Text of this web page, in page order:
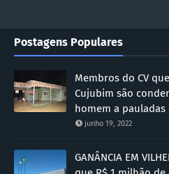
Postagens Populares
Membros do CV
Cujubim são
homem a pauladas
junho 19, 2022
GANÂNCIA EM